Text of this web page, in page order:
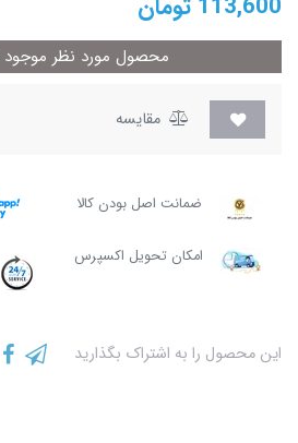
محصول مورد نظر موجود
مقایسه
ضمانت اصل بودن کالا
امکان تحویل اکسپرس
این محصول را به اشتراک بگذارید